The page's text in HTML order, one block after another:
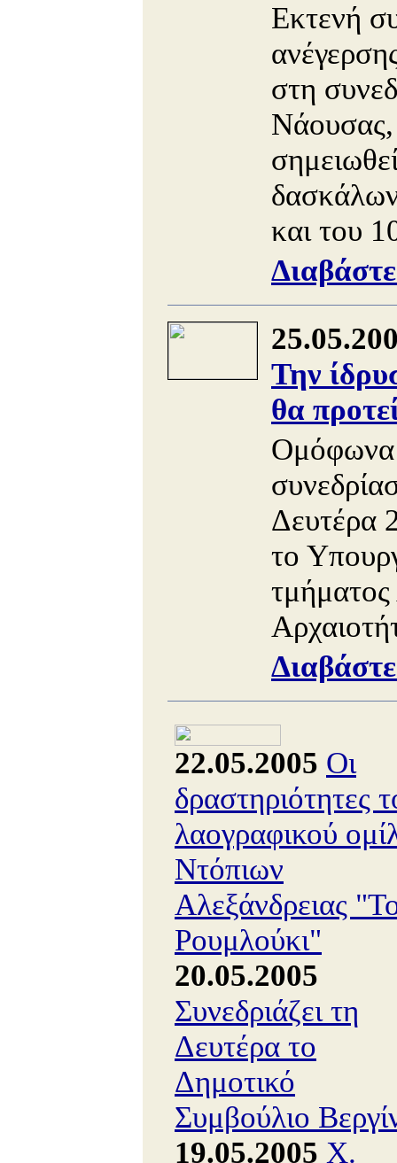
Εκτενή
στη
Νάουσας,
και του
Την
θα
Ομόφωνα
Δευτέρα
το
22.05.2005 Οι
δραστηριότητες
λαογραφικού
Ντόπιων
Αλεξάνδρειας
Ρουμλούκι"
20.05.2005
Συνεδριάζει τη
Δευτέρα το
Δημοτικό
Συμβούλιο
19.05.2005 Χ.